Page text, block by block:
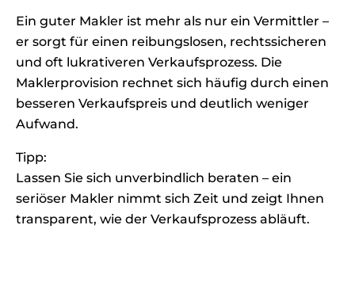
Ein guter Makler ist mehr als nur ein Vermittler –
er sorgt für einen reibungslosen, rechtssicheren
und oft lukrativeren Verkaufsprozess. Die
Maklerprovision rechnet sich häufig durch einen
besseren Verkaufspreis und deutlich weniger
Aufwand.
Tipp:
Lassen Sie sich unverbindlich beraten – ein
seriöser Makler nimmt sich Zeit und zeigt Ihnen
transparent, wie der Verkaufsprozess abläuft.